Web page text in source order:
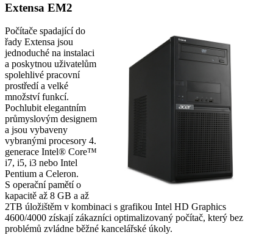
Extensa EM2
Počítače spadající do
řady Extensa jsou
jednoduché na instalaci
a poskytnou uživatelům
spolehlivé pracovní
prostředí a velké
množství funkcí.
Pochlubit elegantním
průmyslovým designem
a jsou vybaveny
vybranými procesory 4.
generace Intel® Core™
i7, i5, i3 nebo Intel
Pentium a Celeron.
S operační pamětí o
kapacitě až 8 GB a až
2TB úložištěm v kombinaci s grafikou Intel HD Graphics
4600/4000 získají zákazníci optimalizovaný počítač, který bez
problémů zvládne běžné kancelářské úkoly.